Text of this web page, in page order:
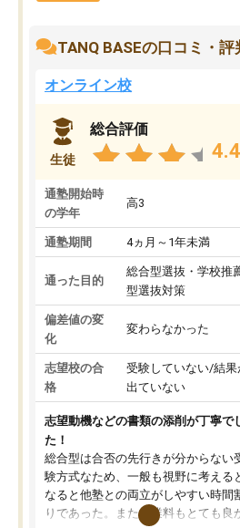
TANQ BASEの口コミ・評
オンライン校
生徒
総合評価
4.4
通塾開始時
の学年
高3
通塾期間 4ヵ月～1年未満
通った目的
総合型選抜・学校推
型選抜対策
偏差値の変
化
変わらなかった
志望校の合
格
受験していない/結果
出ていない
志望動機などの書類の添削が丁寧で
た！
総合型は合否の先行きが分からない
験方式なため、一般も視野に考える
なると他塾との両立がしやすい時間
りであった。また授業料もとても良